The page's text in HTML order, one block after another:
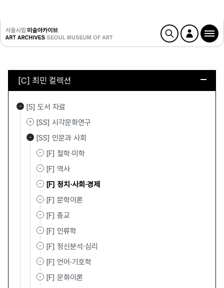
[C] 최민 컬렉션
[S] 도서 자료
[SS] 시각문화연구
[SS] 인문과 사회
[F] 철학·미학
[F] 역사
[F] 정치·사회·경제
[F] 문학이론
[F] 종교
[F] 인류학
[F] 정신분석·심리
[F] 언어·기호학
[F] 문화이론